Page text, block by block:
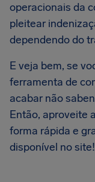
operacionais da
pleitear
dependendo do
E veja bem, se
ferramenta de
acabar não
Então, aproveite
forma rápida e
disponível no site!